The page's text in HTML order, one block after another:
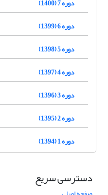
دوره 7 (1400)
دوره 6 (1399)
دوره 5 (1398)
دوره 4 (1397)
دوره 3 (1396)
دوره 2 (1395)
دوره 1 (1394)
دسترسی سریع